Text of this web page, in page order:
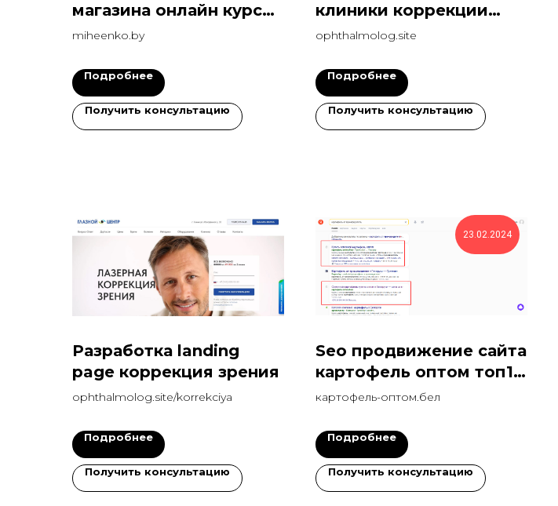
магазина онлайн курсов
красоты
miheenko.by
Подробнее
Получить консультацию
клиники коррекции
зрения
ophthalmolog.site
Подробнее
Получить консультацию
Разработка landing
page коррекция зрения
ophthalmolog.site/korrekciya
Подробнее
Получить консультацию
23.02.2024
Seo продвижение сайта
картофель оптом топ1
по РБ
картофель-оптом.бел
Подробнее
Получить консультацию